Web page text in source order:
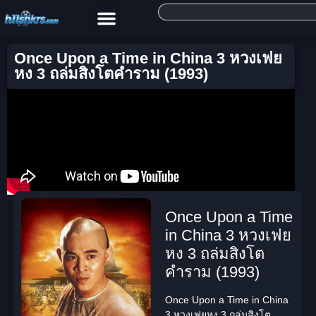
Once Upon a Time in China 3 หวงเฟย
หง 3 ถล่มสิงโตคำราม (1993)
Once Upon a Time
in China 3 หวงเฟย
หง 3 ถล่มสิงโต
คำราม (1993)
Once Upon a Time in China